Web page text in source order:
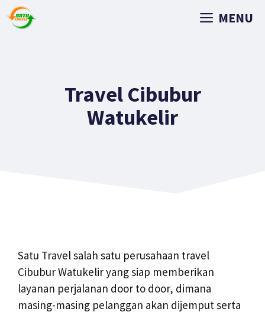
MENU
Travel Cibubur
Watukelir
Satu Travel salah satu perusahaan travel
Cibubur Watukelir yang siap memberikan
layanan perjalanan door to door, dimana
masing-masing pelanggan akan dijemput serta